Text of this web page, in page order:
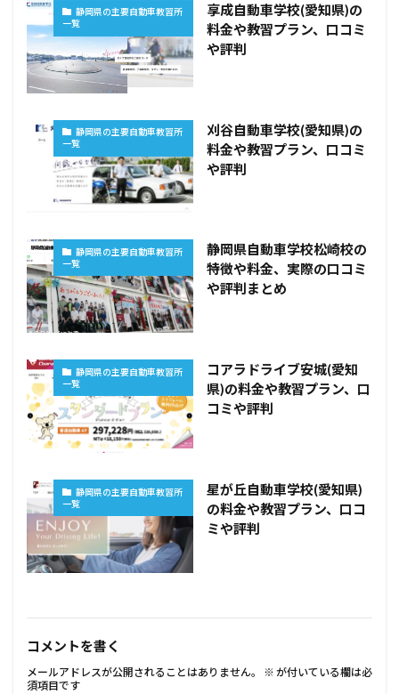
静岡県の主要自動車教習所
一覧
享成自動車学校(愛知県)の
料金や教習プラン、口コミ
や評判
静岡県の主要自動車教習所
一覧
刈谷自動車学校(愛知県)の
料金や教習プラン、口コミ
や評判
静岡県の主要自動車教習所
一覧
静岡県自動車学校松崎校の
特徴や料金、実際の口コミ
や評判まとめ
静岡県の主要自動車教習所
一覧
コアラドライブ安城(愛知
県)の料金や教習プラン、口
コミや評判
静岡県の主要自動車教習所
一覧
星が丘自動車学校(愛知県)
の料金や教習プラン、口コ
ミや評判
コメントを書く
メールアドレスが公開されることはありません。 ※ が付いている欄は必
須項目です